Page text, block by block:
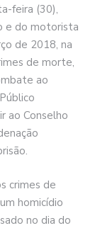
feira (30),
e do motorista
de 2018, na
de morte,
ao
ao Conselho
crimes de
homicídio
no dia do